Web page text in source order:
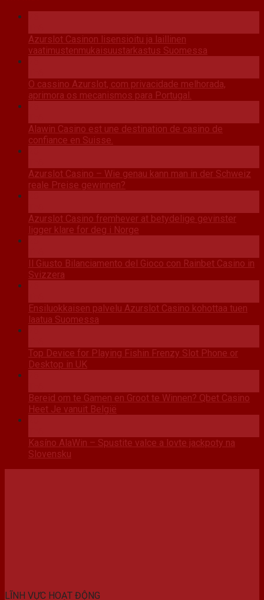
Azurslot Casinon lisensioitu ja laillinen
vaatimustenmukaisuustarkastus Suomessa
O cassino Azurslot, com privacidade melhorada,
aprimora os mecanismos para Portugal.
Alawin Casino est une destination de casino de
confiance en Suisse.
Azurslot Casino – Wie genau kann man in der Schweiz
reale Preise gewinnen?
Azurslot Casino fremhever at betydelige gevinster
ligger klare for deg i Norge
Il Giusto Bilanciamento del Gioco con Rainbet Casino in
Svizzera
Ensiluokkaisen palvelu Azurslot Casino kohottaa tuen
laatua Suomessa
Top Device for Playing Fishin Frenzy Slot Phone or
Desktop in UK
Bereid om te Gamen en Groot te Winnen? Qbet Casino
Heet Je vanuit België
Kasíno AlaWin – Spustite valce a lovte jackpoty na
Slovensku
LĨNH VỰC HOẠT ĐỘNG